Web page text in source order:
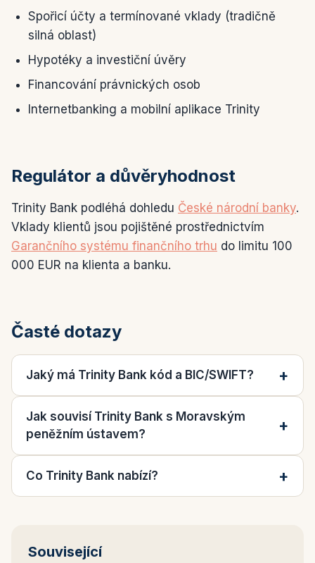
Spořicí účty a termínované vklady (tradičně
silná oblast)
Hypotéky a investiční úvěry
Financování právnických osob
Internetbanking a mobilní aplikace Trinity
Regulátor a důvěryhodnost
Trinity Bank podléhá dohledu České národní banky.
Vklady klientů jsou pojištěné prostřednictvím
Garančního systému finančního trhu do limitu 100
000 EUR na klienta a banku.
Časté dotazy
Jaký má Trinity Bank kód a BIC/SWIFT?
Jak souvisí Trinity Bank s Moravským
peněžním ústavem?
Co Trinity Bank nabízí?
Související